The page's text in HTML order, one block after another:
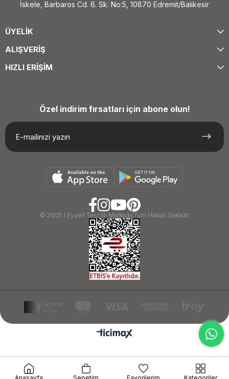
İskele, Barbaros Cd. 6. Sk. No:5, 10870 Edremit/Balıkesir
ÜYELİK
ALIŞVERİŞ
HIZLI ERİŞİM
Özel indirim fırsatları için abone olun!
© 2005 I Eysell Tescilli Markadır.Tüm Hakları Saklıdır
google-site-verification=ByIDT3gYn3hnnSRxh2U7-